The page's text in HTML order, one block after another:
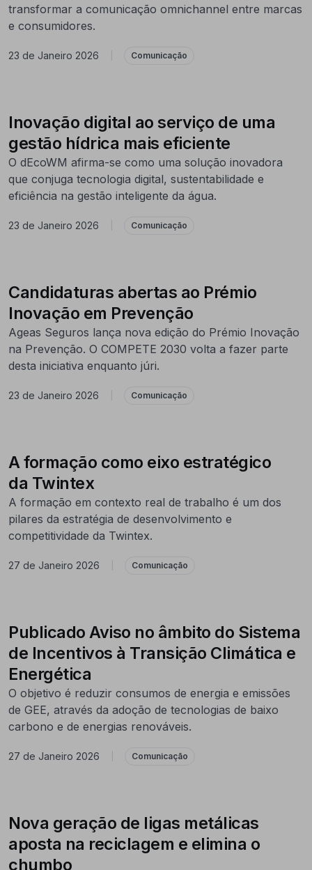
transformar a comunicação omnichannel entre marcas
e consumidores.
23 de Janeiro 2026 Comunicação
Inovação digital ao serviço de uma
gestão hídrica mais eficiente
O dEcoWM afirma-se como uma solução inovadora
que conjuga tecnologia digital, sustentabilidade e
eficiência na gestão inteligente da água.
23 de Janeiro 2026 Comunicação
Candidaturas abertas ao Prémio
Inovação em Prevenção
Ageas Seguros lança nova edição do Prémio Inovação
na Prevenção. O COMPETE 2030 volta a fazer parte
desta iniciativa enquanto júri.
23 de Janeiro 2026 Comunicação
A formação como eixo estratégico
da Twintex
A formação em contexto real de trabalho é um dos
pilares da estratégia de desenvolvimento e
competitividade da Twintex.
27 de Janeiro 2026 Comunicação
Publicado Aviso no âmbito do Sistema
de Incentivos à Transição Climática e
Energética
O objetivo é reduzir consumos de energia e emissões
de GEE, através da adoção de tecnologias de baixo
carbono e de energias renováveis.
27 de Janeiro 2026 Comunicação
Nova geração de ligas metálicas
aposta na reciclagem e elimina o
chumbo